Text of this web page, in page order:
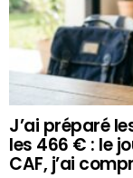
J’ai préparé
les 466 € : le
CAF, j’ai